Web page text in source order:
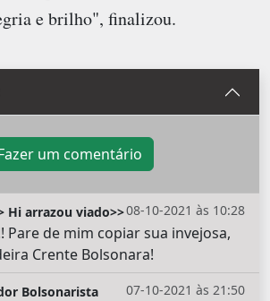
e brilho", finalizou.
um comentário
08-10-2021 às 10:28
Hi arrazou viado>>
Pare de mim copiar sua invejosa,
Crente Bolsonara!
07-10-2021 às 21:50
Bolsonarista